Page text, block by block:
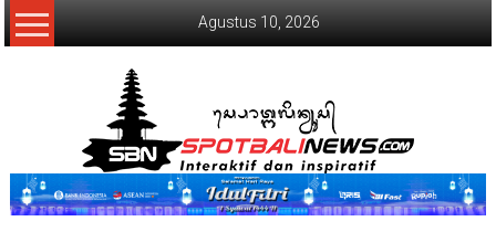
Lompat
ke
Agustus 10, 2026
SpotBaliNews